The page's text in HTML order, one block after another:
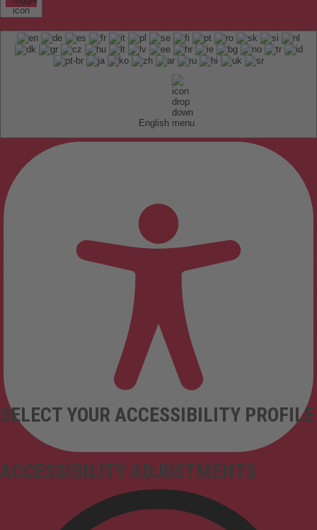
English
ACCESSIBILITY ADJUSTMENTS
SELECT YOUR ACCESSIBILITY PROFILE